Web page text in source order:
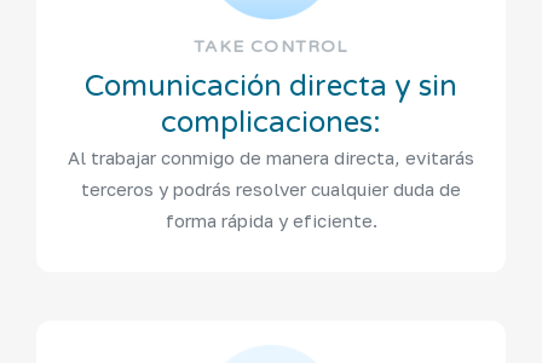
TAKE CONTROL
Comunicación directa y sin
complicaciones:
Al trabajar conmigo de manera directa, evitarás
terceros y podrás resolver cualquier duda de
forma rápida y eficiente.